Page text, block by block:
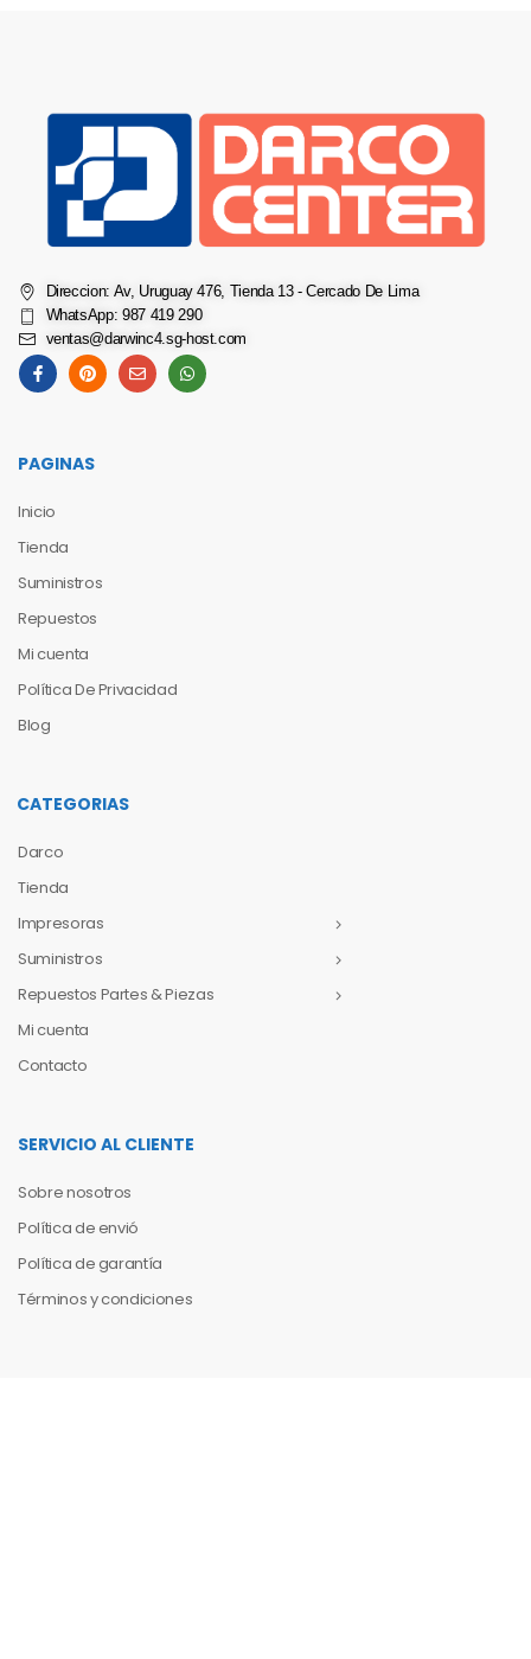
Direccion: Av, Uruguay 476, Tienda 13 - Cercado De Lima
WhatsApp: 987 419 290
ventas@darwinc4.sg-host.com
PAGINAS
Inicio
Tienda
Suministros
Repuestos
Mi cuenta
Política De Privacidad
Blog
CATEGORIAS
Darco
Tienda
Impresoras
Suministros
Repuestos Partes & Piezas
Mi cuenta
Contacto
SERVICIO AL CLIENTE
Sobre nosotros
Política de envió
Política de garantía
Términos y condiciones